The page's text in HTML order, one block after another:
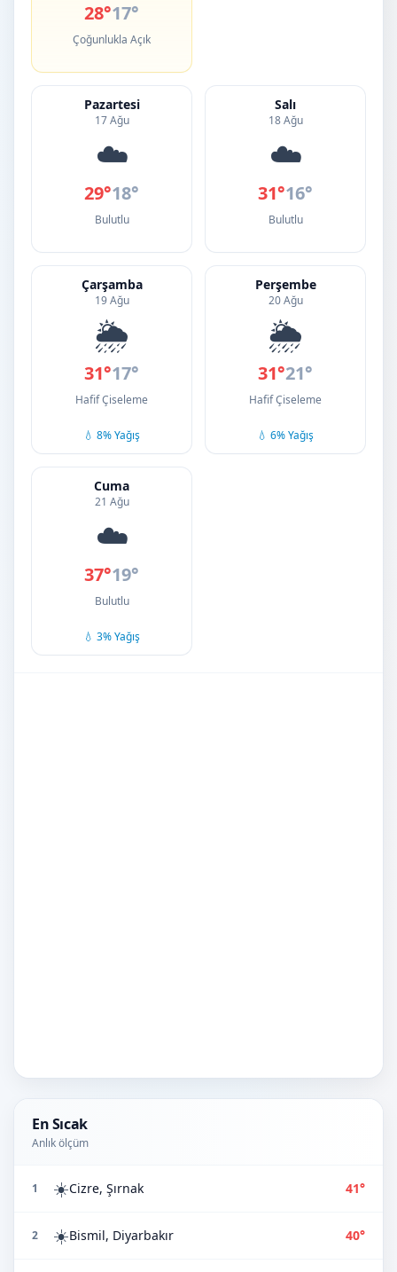
28°17°
Çoğunlukla Açık
Pazartesi
17 Ağu
☁️
29°18°
Bulutlu
Salı
18 Ağu
☁️
31°16°
Bulutlu
Çarşamba
19 Ağu
🌦️
31°17°
Hafif Çiseleme
💧 8% Yağış
Perşembe
20 Ağu
🌦️
31°21°
Hafif Çiseleme
💧 6% Yağış
Cuma
21 Ağu
☁️
37°19°
Bulutlu
💧 3% Yağış
En Sıcak
Anlık ölçüm
1 ☀️Cizre, Şırnak 41°
2 ☀️Bismil, Diyarbakır 40°